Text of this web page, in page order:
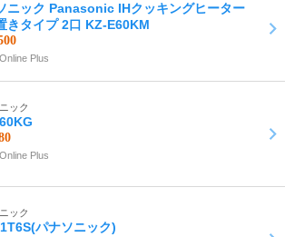
ニック Panasonic IHクッキングヒーター
きタイプ 2口 KZ-E60KM
Plus
ック
Plus
ック
パナソニック)